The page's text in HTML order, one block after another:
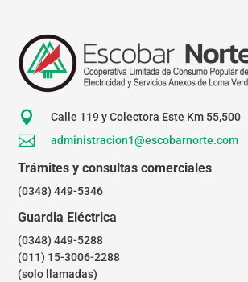
 Calle 119 y Colectora Este Km 55,500
 administracion1@escobarnorte.com
Trámites y consultas comerciales
(0348) 449-5346
Guardia Eléctrica
(0348) 449-5288
(011) 15-3006-2288
(solo llamadas)